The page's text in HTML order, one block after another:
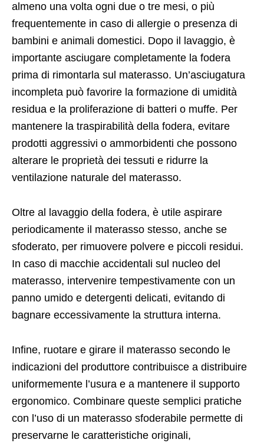
almeno una volta ogni due o tre mesi, o più
frequentemente in caso di allergie o presenza di
bambini e animali domestici. Dopo il lavaggio, è
importante asciugare completamente la fodera
prima di rimontarla sul materasso. Un’asciugatura
incompleta può favorire la formazione di umidità
residua e la proliferazione di batteri o muffe. Per
mantenere la traspirabilità della fodera, evitare
prodotti aggressivi o ammorbidenti che possono
alterare le proprietà dei tessuti e ridurre la
ventilazione naturale del materasso.
Oltre al lavaggio della fodera, è utile aspirare
periodicamente il materasso stesso, anche se
sfoderato, per rimuovere polvere e piccoli residui.
In caso di macchie accidentali sul nucleo del
materasso, intervenire tempestivamente con un
panno umido e detergenti delicati, evitando di
bagnare eccessivamente la struttura interna.
Infine, ruotare e girare il materasso secondo le
indicazioni del produttore contribuisce a distribuire
uniformemente l’usura e a mantenere il supporto
ergonomico. Combinare queste semplici pratiche
con l’uso di un materasso sfoderabile permette di
preservarne le caratteristiche originali,